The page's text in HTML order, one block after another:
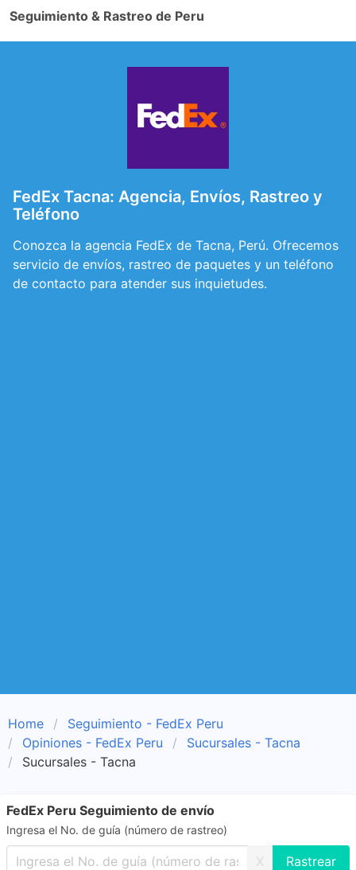
Seguimiento & Rastreo de Peru
FedEx Tacna: Agencia, Envíos, Rastreo y
Teléfono
Conozca la agencia FedEx de Tacna, Perú. Ofrecemos
servicio de envíos, rastreo de paquetes y un teléfono
de contacto para atender sus inquietudes.
Home
Seguimiento - FedEx Peru
Opiniones - FedEx Peru
Sucursales - Tacna
Sucursales - Tacna
FedEx Peru Seguimiento de envío
Ingresa el No. de guía (número de rastreo)
X